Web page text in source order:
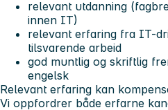
relevant utdanning
innen IT)
relevant erfaring fra IT-
tilsvarende arbeid
god muntlig og skriftlig
engelsk
Relevant erfaring kan
Vi oppfordrer både erfarne